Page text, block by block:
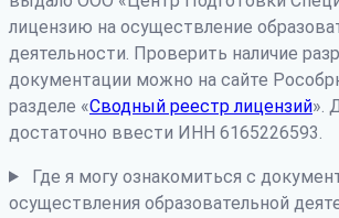
лицензию на осуществление
деятельности. Проверить наличие
документации можно на сайте
разделе «Сводный реестр лицензий».
достаточно ввести ИНН 6165226593.
Где я могу ознакомиться с
осуществления образовательной